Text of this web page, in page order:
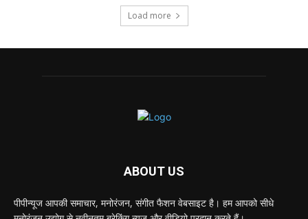
Load more
ABOUT US
पीपीन्यूज आपकी समाचार, मनोरंजन, संगीत फैशन वेबसाइट है। हम आपको सीधे